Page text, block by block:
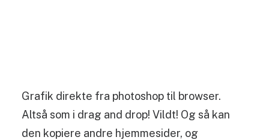
Grafik direkte fra photoshop til browser.
Altså som i drag and drop! Vildt! Og så kan
den kopiere andre hjemmesider, og